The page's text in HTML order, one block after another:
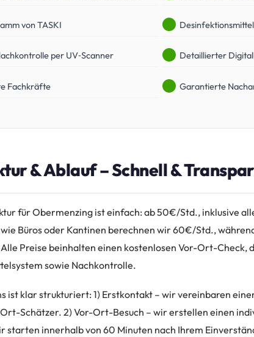
von TASKI
per UV‑Scanner Detaillierter
Fachkräfte Garantierte
& Ablauf – Schnell &
für Obermenzing ist einfach: ab 50€/Std., inklusive
Büros oder Kantinen berechnen wir 60€/Std.,
Preise beinhalten einen kostenlosen Vor-Ort-Check,
sowie Nachkontrolle.
ist klar strukturiert: 1) Erstkontakt – wir vereinbaren
Schätzer. 2) Vor-Ort-Besuch – wir erstellen einen
starten innerhalb von 60 Minuten nach Ihrem